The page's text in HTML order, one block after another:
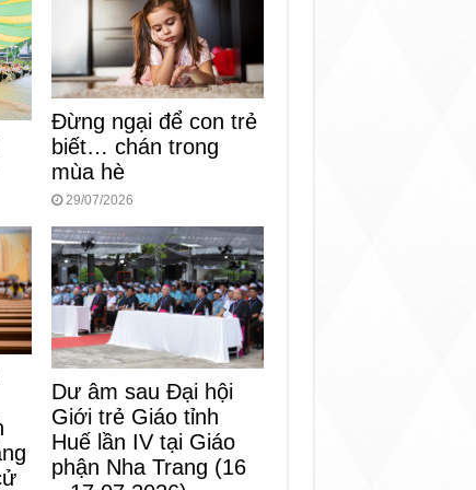
Đừng ngại để con trẻ
biết… chán trong
mùa hè
29/07/2026
Dư âm sau Đại hội
Giới trẻ Giáo tỉnh
Huế lần IV tại Giáo
phận Nha Trang (16